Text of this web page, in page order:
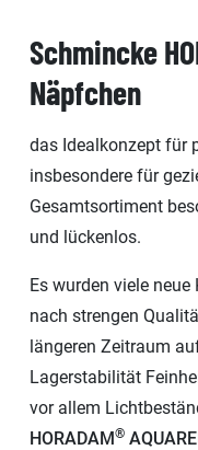
Schmincke
Näpfchen
das Idealkonzept für
insbesondere für
Gesamtsortiment
und lückenlos.
Es wurden viele
nach strengen
längeren Zeitraum
Lagerstabilität
vor allem
HORADAM®